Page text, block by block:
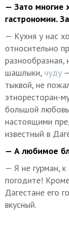
— Зато многие
гастрономии.
— Кухня у нас
относительно
разнообразная,
шашлыки, чуду
тыквой, не
этноресторан-
большой
настоящими
известный в
— А любимое
— Я не гурман,
погодите!
Дагестане его
вкусный.